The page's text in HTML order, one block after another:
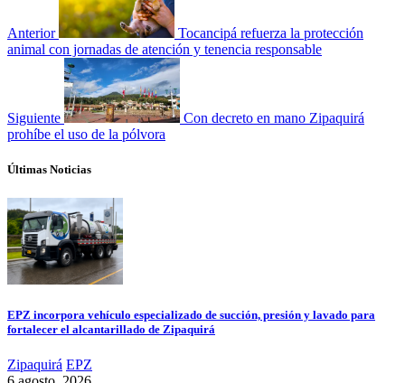
Anterior
Tocancipá refuerza la protección
animal con jornadas de atención y tenencia responsable
Siguiente
Con decreto en mano Zipaquirá
prohíbe el uso de la pólvora
Últimas Noticias
EPZ incorpora vehículo especializado de succión, presión y lavado para
fortalecer el alcantarillado de Zipaquirá
Zipaquirá EPZ